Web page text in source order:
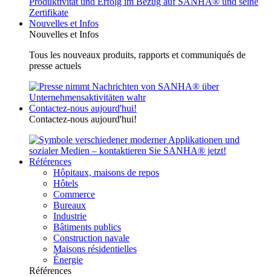
Nouvelles et Infos
Nouvelles et Infos
Tous les nouveaux produits, rapports et communiqués de
presse actuels
Contactez-nous aujourd'hui!
Contactez-nous aujourd'hui!
Références
Hôpitaux, maisons de repos
Hôtels
Commerce
Bureaux
Industrie
Bâtiments publics
Construction navale
Maisons résidentielles
Énergie
Références